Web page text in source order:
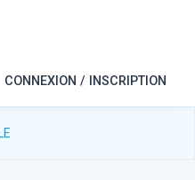
CONNEXION / INSCRIPTION